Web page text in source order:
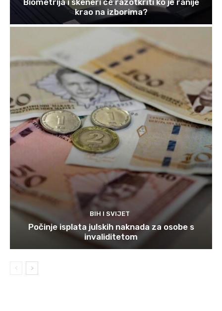
Biometrija i skeneri će razotkriti ko je ranije
krao na izborima?
BIH I SVIJET
Počinje isplata julskih naknada za osobe s
invaliditetom